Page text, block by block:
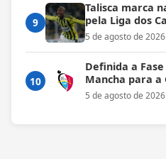
9
Talisca marca
pela Liga dos
5 de agosto de 2026
10
Definida a
Mancha para a
5 de agosto de 2026